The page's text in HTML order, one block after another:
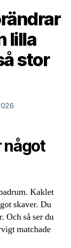
lilla
stor
något
Kaklet
skaver. Du
Och så ser du
matchade